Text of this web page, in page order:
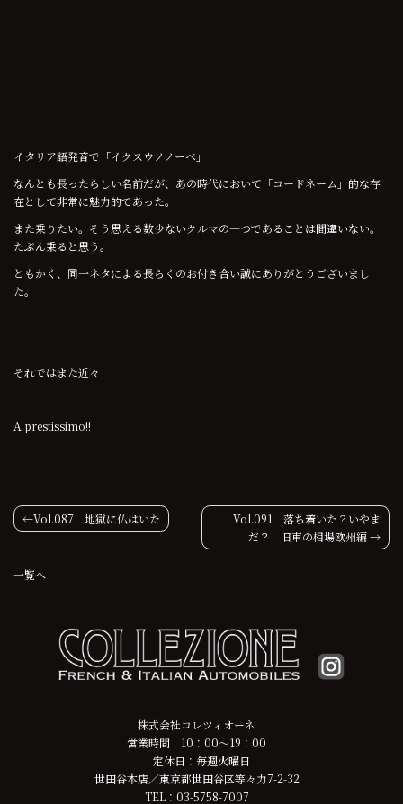
イタリア語発音で「イクスウノノーベ」
なんとも長ったらしい名前だが、あの時代において「コードネーム」的な存
在として非常に魅力的であった。
また乗りたい。そう思える数少ないクルマの一つであることは間違いない。
たぶん乗ると思う。
ともかく、同一ネタによる長らくのお付き合い誠にありがとうございまし
た。
それではまた近々
A prestissimo!!
投
ナ
Vol.087 地獄に仏はいた
Vol.091 落ち着いた？いやま
だ？ 旧車の相場欧州編
一覧へ
株式会社コレツィオーネ
営業時間 10：00～19：00
定休日：毎週火曜日
世田谷本店／東京都世田谷区等々力7-2-32
TEL：03-5758-7007